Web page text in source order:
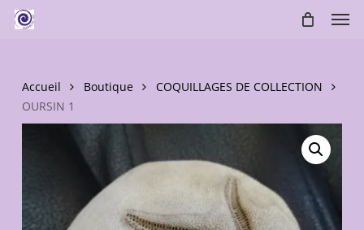
main
Accueil Boutique
COQUILLAGES DE COLLECTION
OURSIN 1